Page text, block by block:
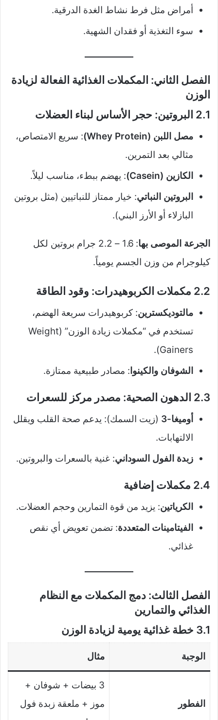
أمراض مثل فرط نشاط الغدة الدرقية.
سوء التغذية أو فقدان الشهية.
الفصل الثاني: المكملات الغذائية الفعالة لزيادة
الوزن
2.1 البروتين: حجر الأساس لبناء العضلات
مصل اللبن (Whey Protein)
: سريع الامتصاص،
مثالي بعد التمرين.
الكازين (Casein)
: يهضم ببطء، مناسب ليلاً.
البروتين النباتي: خيار ممتاز للنباتيين (مثل بروتين
البازلاء أو الأرز البني).
الجرعة الموصى بها
: 1.6 – 2.2 جرام بروتين لكل
كيلوجرام من وزن الجسم يومياً.
2.2 مكملات الكربوهيدرات: وقود الطاقة
مالتوديكسترين: كربوهيدرات سريعة الهضم،
تستخدم في “مكملات زيادة الوزن” (Weight
Gainers).
الشوفان والكينوا : مصادر طبيعية ممتازة.
2.3 الدهون الصحية: مصدر مركز للسعرات
أوميغا-3
(زيت السمك): يدعم صحة القلب ويقلل
الالتهابات.
زبدة الفول السوداني: غنية بالسعرات والبروتين.
2.4 مكملات إضافية
الكرياتين: يزيد من قوة التمارين وحجم العضلات.
الفيتامينات المتعددة: تضمن تعويض أي نقص
غذائي.
الفصل الثالث: دمج المكملات مع النظام
الغذائي والتمارين
3.1 خطة غذائية يومية لزيادة الوزن
الوجبة مثال
الفطور
3 بيضات + شوفان +
موز + ملعقة زبدة فول